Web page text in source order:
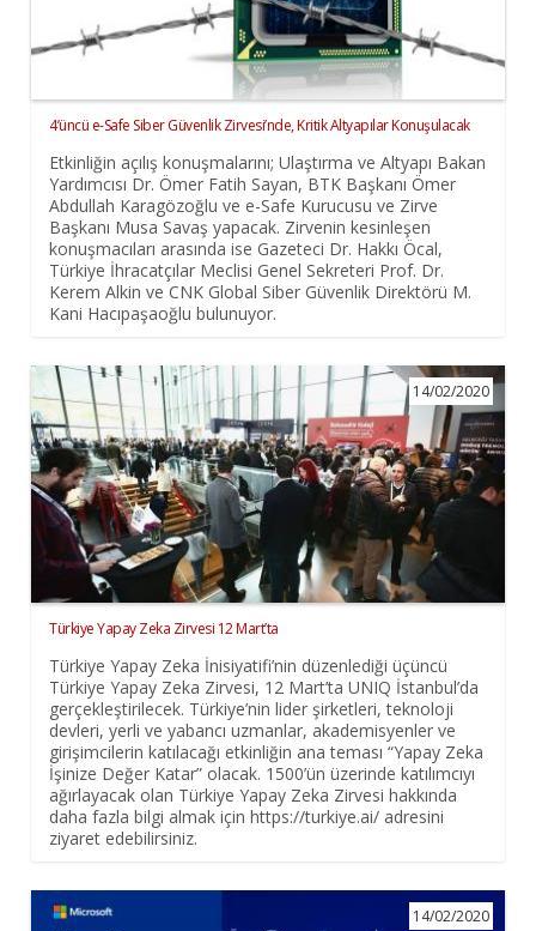
4’üncü e-Safe Siber Güvenlik Zirvesi’nde, Kritik Altyapılar Konuşulacak
Etkinliğin açılış konuşmalarını; Ulaştırma ve Altyapı Bakan
Yardımcısı Dr. Ömer Fatih Sayan, BTK Başkanı Ömer
Abdullah Karagözoğlu ve e-Safe Kurucusu ve Zirve
Başkanı Musa Savaş yapacak. Zirvenin kesinleşen
konuşmacıları arasında ise Gazeteci Dr. Hakkı Öcal,
Türkiye İhracatçılar Meclisi Genel Sekreteri Prof. Dr.
Kerem Alkin ve CNK Global Siber Güvenlik Direktörü M.
Kani Hacıpaşaoğlu bulunuyor.
Türkiye Yapay Zeka Zirvesi 12 Mart’ta
14/02/2020
Türkiye Yapay Zeka İnisiyatifi’nin düzenlediği üçüncü
Türkiye Yapay Zeka Zirvesi, 12 Mart’ta UNIQ İstanbul’da
gerçekleştirilecek. Türkiye’nin lider şirketleri, teknoloji
devleri, yerli ve yabancı uzmanlar, akademisyenler ve
girişimcilerin katılacağı etkinliğin ana teması “Yapay Zeka
İşinize Değer Katar” olacak. 1500’ün üzerinde katılımcıyı
ağırlayacak olan Türkiye Yapay Zeka Zirvesi hakkında
daha fazla bilgi almak için https://turkiye.ai/ adresini
ziyaret edebilirsiniz.
14/02/2020